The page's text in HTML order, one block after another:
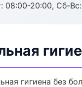
08:00-20:00, Сб-Вс:
гигиена без